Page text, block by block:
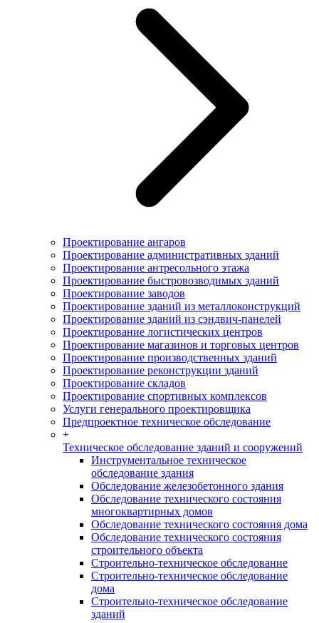
Проектирование ангаров
Проектирование административных зданий
Проектирование антресольного этажа
Проектирование быстровозводимых зданий
Проектирование заводов
Проектирование зданий из металлоконструкций
Проектирование зданий из сэндвич-панелей
Проектирование логистических центров
Проектирование магазинов и торговых центров
Проектирование производственных зданий
Проектирование реконструкции зданий
Проектирование складов
Проектирование спортивных комплексов
Услуги генерального проектировщика
Предпроектное техническое обследование
+
Техническое обследование зданий и сооружений
Инструментальное техническое
обследование здания
Обследование железобетонного здания
Обследование технического состояния
многоквартирных домов
Обследование технического состояния дома
Обследование технического состояния
строительного объекта
Строительно-техническое обследование
Строительно-техническое обследование
дома
Строительно-техническое обследование
зданий